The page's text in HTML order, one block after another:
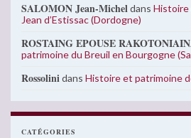
SALOMON Jean-Micheldans Histoire
Jean d’Estissac (Dordogne)
ROSTAING EPOUSE
patrimoine du Breuil en Bourgogne
Rossolinidans Histoire et patrimoine
CATÉGORIES